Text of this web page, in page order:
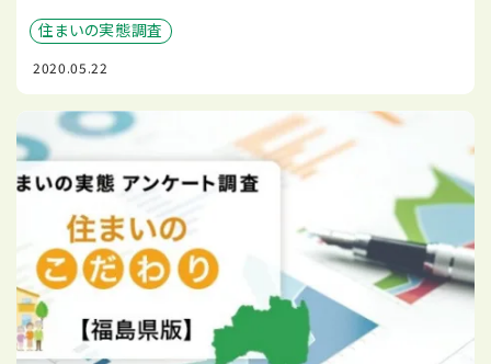
住まいの実態調査
2020.05.22